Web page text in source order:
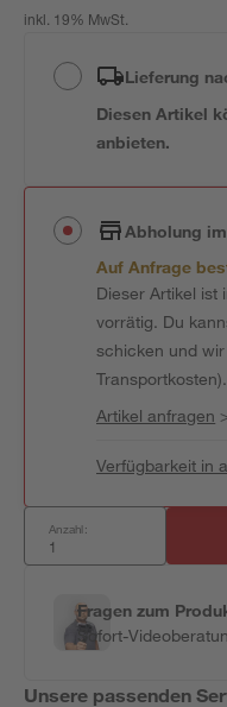
inkl. 19% MwSt.
Lieferung
Diesen Artikel
anbieten.
Abholung
Auf Anfrage
Dieser Artikel ist
vorrätig. Du
schicken und
Transportkosten).
Artikel anfragen
Verfügbarkeit in
Anzahl:
Fragen zum
Sofort-
Unsere passenden